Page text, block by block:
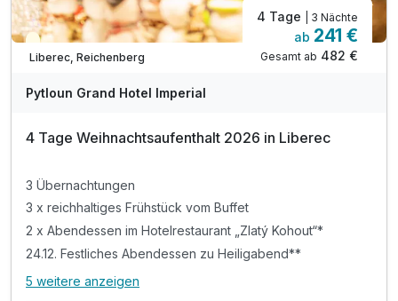
Saisonal verfügbar
Liberec, Reichenberg
4 Tage | 3 Nächte
ab 241 €
Gesamt ab 482 €
Pytloun Grand Hotel Imperial
4 Tage Weihnachtsaufenthalt 2026 in Liberec
3 Übernachtungen
3 x reichhaltiges Frühstück vom Buffet
2 x Abendessen im Hotelrestaurant „Zlatý Kohout“*
24.12. Festliches Abendessen zu Heiligabend**
Alle Inklusivleistungen
5 weitere anzeigen